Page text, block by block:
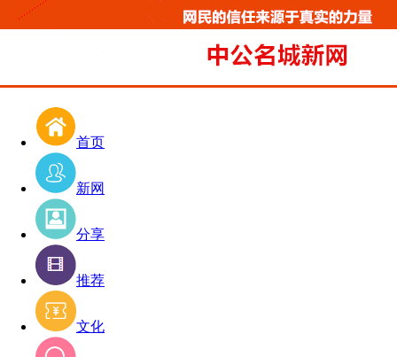
首页
新网
分享
推荐
文化